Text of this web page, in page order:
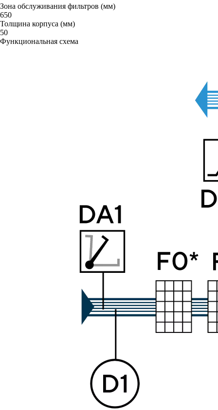
Зона обслуживания фильтров (мм)
650
Толщина корпуса (мм)
50
Функциональная схема